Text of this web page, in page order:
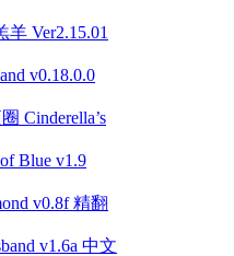
Ver2.15.01
v0.18.0.0
Cinderella’s
Blue v1.9
v0.8f 精翻
v1.6a 中文